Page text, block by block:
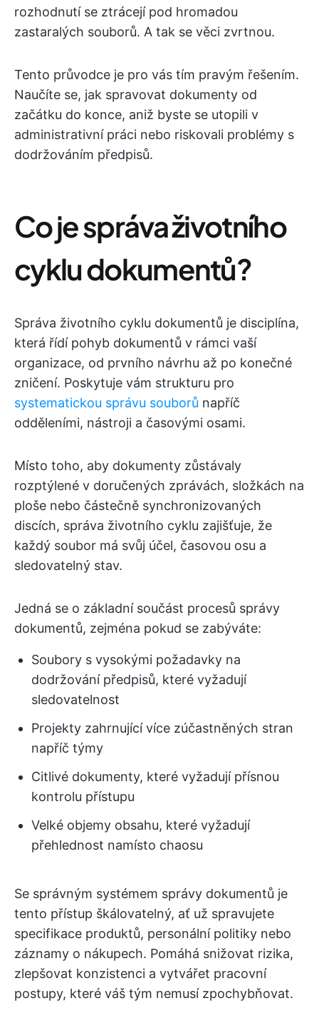
rozhodnutí se ztrácejí pod hromadou
zastaralých souborů. A tak se věci zvrtnou.
Tento průvodce je pro vás tím pravým řešením.
Naučíte se, jak spravovat dokumenty od
začátku do konce, aniž byste se utopili v
administrativní práci nebo riskovali problémy s
dodržováním předpisů.
Co je správa životního
cyklu dokumentů?
Správa životního cyklu dokumentů je disciplína,
která řídí pohyb dokumentů v rámci vaší
organizace, od prvního návrhu až po konečné
zničení. Poskytuje vám strukturu pro
systematickou správu souborů napříč
odděleními, nástroji a časovými osami.
Místo toho, aby dokumenty zůstávaly
rozptýlené v doručených zprávách, složkách na
ploše nebo částečně synchronizovaných
discích, správa životního cyklu zajišťuje, že
každý soubor má svůj účel, časovou osu a
sledovatelný stav.
Jedná se o základní součást procesů správy
dokumentů, zejména pokud se zabýváte:
Soubory s vysokými požadavky na
dodržování předpisů, které vyžadují
sledovatelnost
Projekty zahrnující více zúčastněných stran
napříč týmy
Citlivé dokumenty, které vyžadují přísnou
kontrolu přístupu
Velké objemy obsahu, které vyžadují
přehlednost namísto chaosu
Se správným systémem správy dokumentů je
tento přístup škálovatelný, ať už spravujete
specifikace produktů, personální politiky nebo
záznamy o nákupech. Pomáhá snižovat rizika,
zlepšovat konzistenci a vytvářet pracovní
postupy, které váš tým nemusí zpochybňovat.